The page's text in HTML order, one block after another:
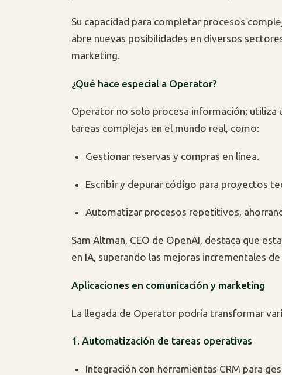
Su capacidad para completar procesos
abre nuevas posibilidades en diversos
marketing.
¿Qué hace especial a Operator?
Operator no solo procesa información; utiliza
tareas complejas en el mundo real, como:
Gestionar reservas y compras en línea.
Escribir y depurar código para proyectos
Automatizar procesos repetitivos,
Sam Altman, CEO de OpenAI, destaca que
en IA, superando las mejoras incrementales
Aplicaciones en comunicación y marketing
La llegada de Operator podría transformar
1. Automatización de tareas operativas
Integración con herramientas CRM para